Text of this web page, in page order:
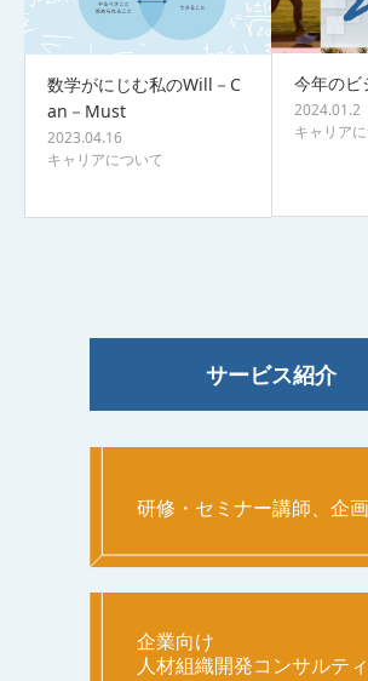
数学がにじむ私のWill－C
an－Must
2023.04.16
キャリアについて
今年のビ
2024.01.2
キャリア
サービス紹介
研修・セミナー講師、企
企業向け
人材組織開発コンサルテ